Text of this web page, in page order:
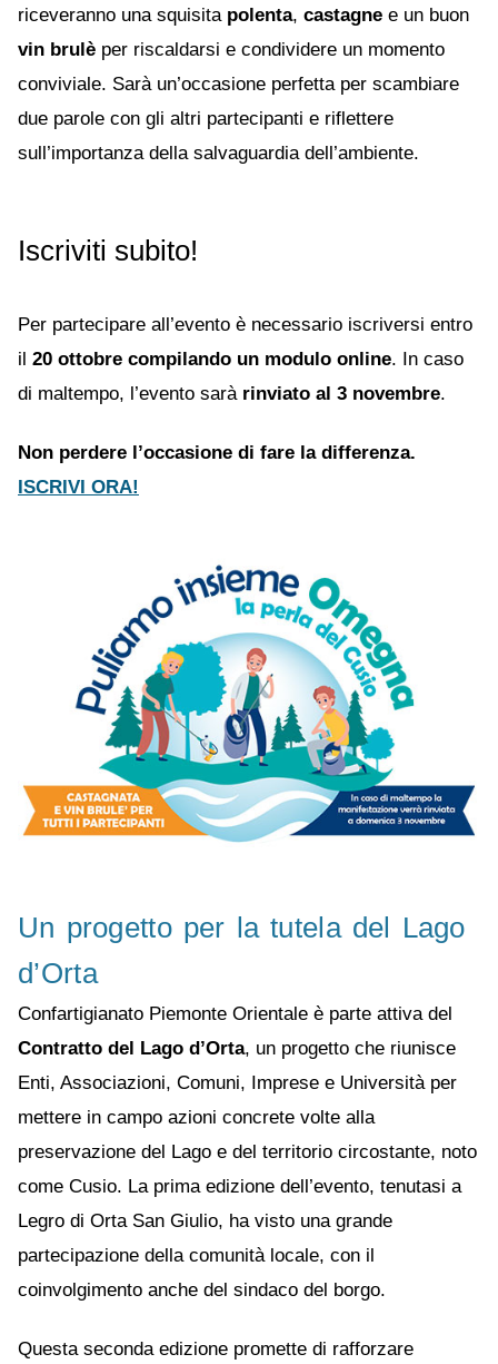
riceveranno una squisita polenta, castagne e un buon
vin brulè per riscaldarsi e condividere un momento
conviviale. Sarà un’occasione perfetta per scambiare
due parole con gli altri partecipanti e riflettere
sull’importanza della salvaguardia dell’ambiente.
Iscriviti subito!
Per partecipare all’evento è necessario iscriversi entro
il 20 ottobre compilando un modulo online. In caso
di maltempo, l’evento sarà rinviato al 3 novembre.
Non perdere l’occasione di fare la differenza.
ISCRIVI ORA!
Un progetto per la tutela del Lago
d’Orta
Confartigianato Piemonte Orientale è parte attiva del
Contratto del Lago d’Orta, un progetto che riunisce
Enti, Associazioni, Comuni, Imprese e Università per
mettere in campo azioni concrete volte alla
preservazione del Lago e del territorio circostante, noto
come Cusio. La prima edizione dell’evento, tenutasi a
Legro di Orta San Giulio, ha visto una grande
partecipazione della comunità locale, con il
coinvolgimento anche del sindaco del borgo.
Questa seconda edizione promette di rafforzare